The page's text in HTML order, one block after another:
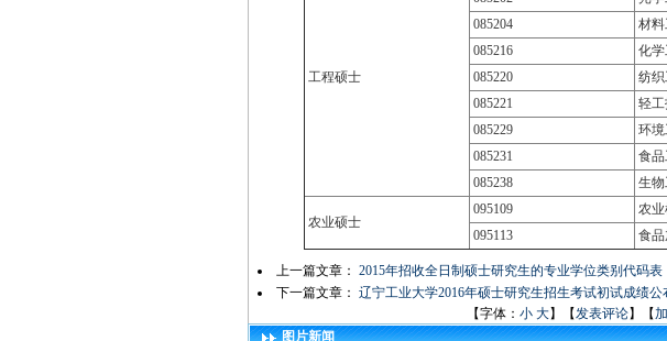
工程硕士
085204
材料
085216
化学
085220
纺织
085221
轻
085229
环境
085231
食品
085238
生物
农业硕士
095109
农
095113
食
上一篇文章： 2015年招收全日制硕士研究生的专业学位类别代码表
下一篇文章： 辽宁工业大学2016年硕士研究生招生考试初试成绩公
【字体： 小 大】【发表评论】【
图片新闻